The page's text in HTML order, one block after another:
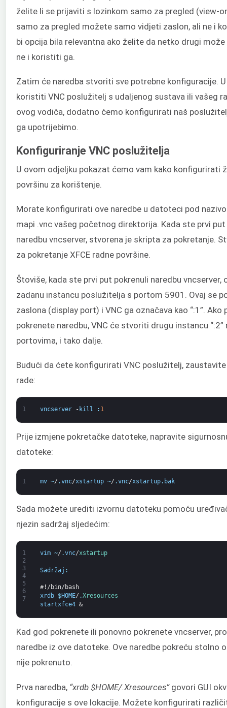
želite li se prijaviti s lozinkom samo za pregled (view-
samo za pregled možete samo vidjeti zaslon, ali ne i
bi opcija bila relevantna ako želite da netko drugi
ne i koristiti ga.
Zatim će naredba stvoriti sve potrebne konfiguracije.
koristiti VNC poslužitelj s udaljenog sustava ili vašeg
ovog vodiča, dodatno ćemo konfigurirati naš
ga upotrijebimo.
Konfiguriranje VNC poslužitelja
U ovom odjeljku pokazat ćemo vam kako konfigurirati
površinu za korištenje.
Morate konfigurirati ove naredbe u datoteci pod
mapi .vnc vašeg početnog direktorija. Kada ste prvi
naredbu vncserver, stvorena je skripta za pokretanje.
za pokretanje XFCE radne površine.
Štoviše, kada ste prvi put pokrenuli naredbu vncserver,
zadanu instancu poslužitelja s portom 5901. Ovaj se
zaslona (display port) i VNC ga označava kao “:1”. Ako
pokrenete naredbu, VNC će stvoriti drugu instancu “:2”
portovima, i tako dalje.
Budući da ćete konfigurirati VNC poslužitelj,
rade:
1 vncserver - kill : 1
Prije izmjene pokretačke datoteke, napravite
datoteke:
1 mv ~/ .vnc/xstartup ~/ .vnc/xstartup. bak
Sada možete urediti izvornu datoteku pomoću
njezin sadržaj sljedećim:
1
2
3
4
5
6
7
vim ~/ .vnc/xstartup
Sadržaj :
#!/bin/bash
xrdb
$HOME/ .Xresources
startxfce4 &
Kad god pokrenete ili ponovno pokrenete vncserver,
naredbe iz ove datoteke. Ove naredbe pokreću stolno
nije pokrenuto.
Prva naredba, “xrdb $HOME/.Xresources”govori GUI
konfiguracije s ove lokacije. Možete konfigurirati